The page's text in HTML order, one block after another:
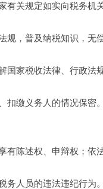
关规定如实向税务机
普及纳税知识，无
税收法律、行政法
缴义务人的情况保密
陈述权、申辩权；依
人员的违法违纪行为。